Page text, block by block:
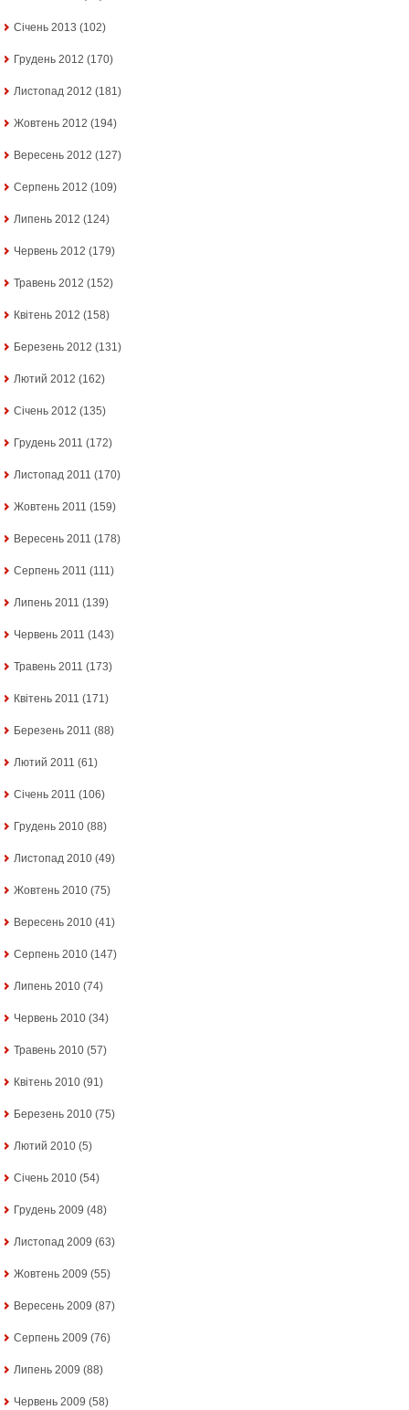
Січень 2013 (102)
Грудень 2012 (170)
Листопад 2012 (181)
Жовтень 2012 (194)
Вересень 2012 (127)
Серпень 2012 (109)
Липень 2012 (124)
Червень 2012 (179)
Травень 2012 (152)
Квітень 2012 (158)
Березень 2012 (131)
Лютий 2012 (162)
Січень 2012 (135)
Грудень 2011 (172)
Листопад 2011 (170)
Жовтень 2011 (159)
Вересень 2011 (178)
Серпень 2011 (111)
Липень 2011 (139)
Червень 2011 (143)
Травень 2011 (173)
Квітень 2011 (171)
Березень 2011 (88)
Лютий 2011 (61)
Січень 2011 (106)
Грудень 2010 (88)
Листопад 2010 (49)
Жовтень 2010 (75)
Вересень 2010 (41)
Серпень 2010 (147)
Липень 2010 (74)
Червень 2010 (34)
Травень 2010 (57)
Квітень 2010 (91)
Березень 2010 (75)
Лютий 2010 (5)
Січень 2010 (54)
Грудень 2009 (48)
Листопад 2009 (63)
Жовтень 2009 (55)
Вересень 2009 (87)
Серпень 2009 (76)
Липень 2009 (88)
Червень 2009 (58)